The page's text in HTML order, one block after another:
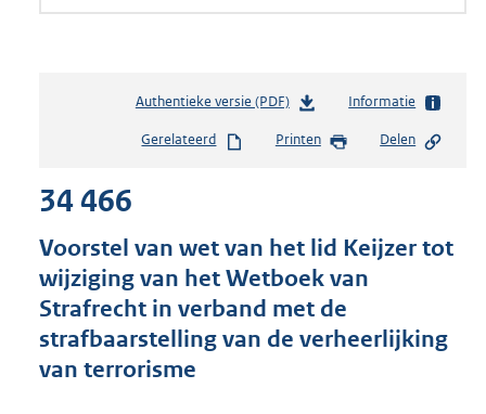
Authentieke versie (PDF)b
s
s
g
r
o
Informatie
Gerelateerd Printen Delen
34 466
Voorstel van wet van het lid Keijzer tot
wijziging van het Wetboek van
Strafrecht in verband met de
strafbaarstelling van de verheerlijking
van terrorisme